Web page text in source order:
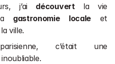
j’ai découvert la vie
gastronomie locale et
ville.
c’était une